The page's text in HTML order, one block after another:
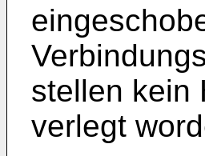
stellen kein
verlegt